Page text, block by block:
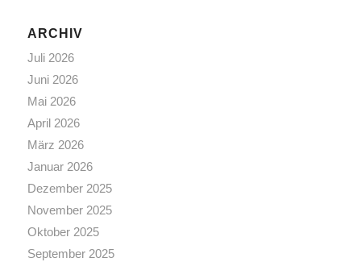
ARCHIV
Juli 2026
Juni 2026
Mai 2026
April 2026
März 2026
Januar 2026
Dezember 2025
November 2025
Oktober 2025
September 2025